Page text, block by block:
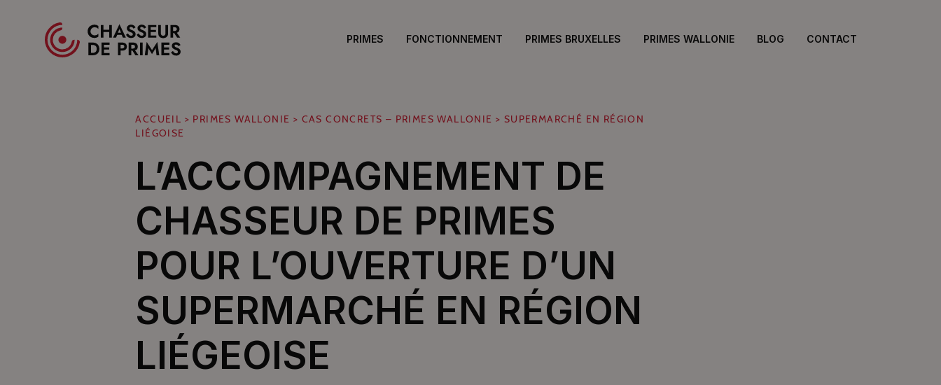
Spécialistes des primes pour professionnels
PRIMES FONCTIONNEMENT PRIMES BRUXELLES PRIMES WALLONIE BLOG CONTACT
ACCUEIL > PRIMES WALLONIE > CAS CONCRETS – PRIMES WALLONIE > SUPERMARCHÉ EN RÉGION
LIÉGOISE
L’ACCOMPAGNEMENT DE
CHASSEUR DE PRIMES
POUR L’OUVERTURE D’UN
SUPERMARCHÉ EN RÉGION
LIÉGEOISE